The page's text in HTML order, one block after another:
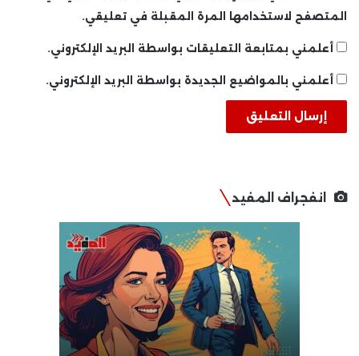
المتصفح لاستخدامها المرة المقبلة في تعليقي.
أعلمني بمتابعة التعليقات بواسطة البريد الإلكتروني.
أعلمني بالمواضيع الجديدة بواسطة البريد الإلكتروني.
انفجراف المفيد